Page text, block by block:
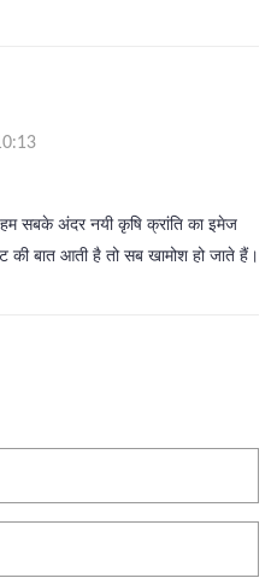
सबके अंदर नयी कृषि क्रांति का इमेज
की बात आती है तो सब खामोश हो जाते हैं।